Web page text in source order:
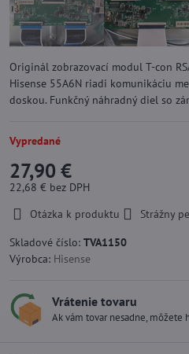
Originál zobrazovací modul T-con
Hisense 55A6N riadi komunikáciu
doskou. Funkčný náhradný diel so
Vypredané
27,90 €
22,68 € bez DPH
Otázka k produktu
Strážny
Skladové číslo: TVA1150
Výrobca: Hisense
Vrátenie tovaru
Ak vám tovar nesadne, môžete